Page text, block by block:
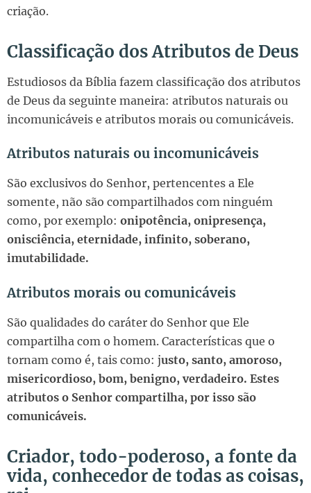
criação.
Classificação dos Atributos de Deus
Estudiosos da Bíblia fazem classificação dos atributos
de Deus da seguinte maneira: atributos naturais ou
incomunicáveis e atributos morais ou comunicáveis.
Atributos naturais ou incomunicáveis
São exclusivos do Senhor, pertencentes a Ele
somente, não são compartilhados com ninguém
como, por exemplo: onipotência, onipresença,
onisciência, eternidade, infinito, soberano,
imutabilidade.
Atributos morais ou comunicáveis
São qualidades do caráter do Senhor que Ele
compartilha com o homem. Características que o
tornam como é, tais como: justo, santo, amoroso,
misericordioso, bom, benigno, verdadeiro. Estes
atributos o Senhor compartilha, por isso são
comunicáveis.
Criador, todo-poderoso, a fonte da
vida, conhecedor de todas as coisas,